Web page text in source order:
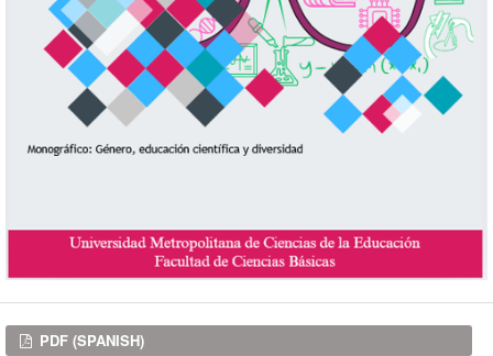
Downloads
PDF (SPANISH)